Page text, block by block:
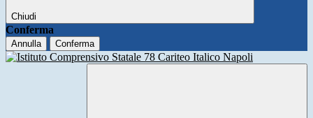
Chiudi
Conferma
Annulla Conferma